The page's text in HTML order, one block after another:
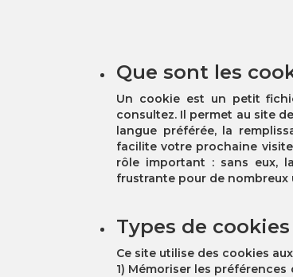
Que sont les
Un cookie est un petit
consultez. Il permet au site
langue préférée, la
facilite votre prochaine
rôle important : sans eux,
frustrante pour de nombreux
Types de
Ce site utilise des cookies
1) Mémoriser les